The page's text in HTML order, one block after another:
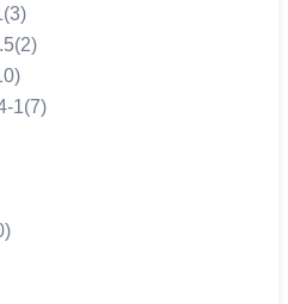
(3)
(2)
1(7)